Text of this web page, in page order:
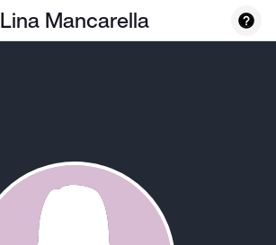
Lina Mancarella